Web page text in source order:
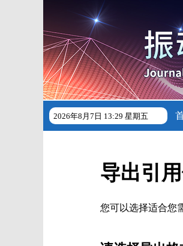
2026年8月7日 13:29 星期五
导出引
您可以选择适合您